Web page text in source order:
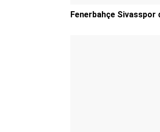
Fenerbahçe Sivasspor